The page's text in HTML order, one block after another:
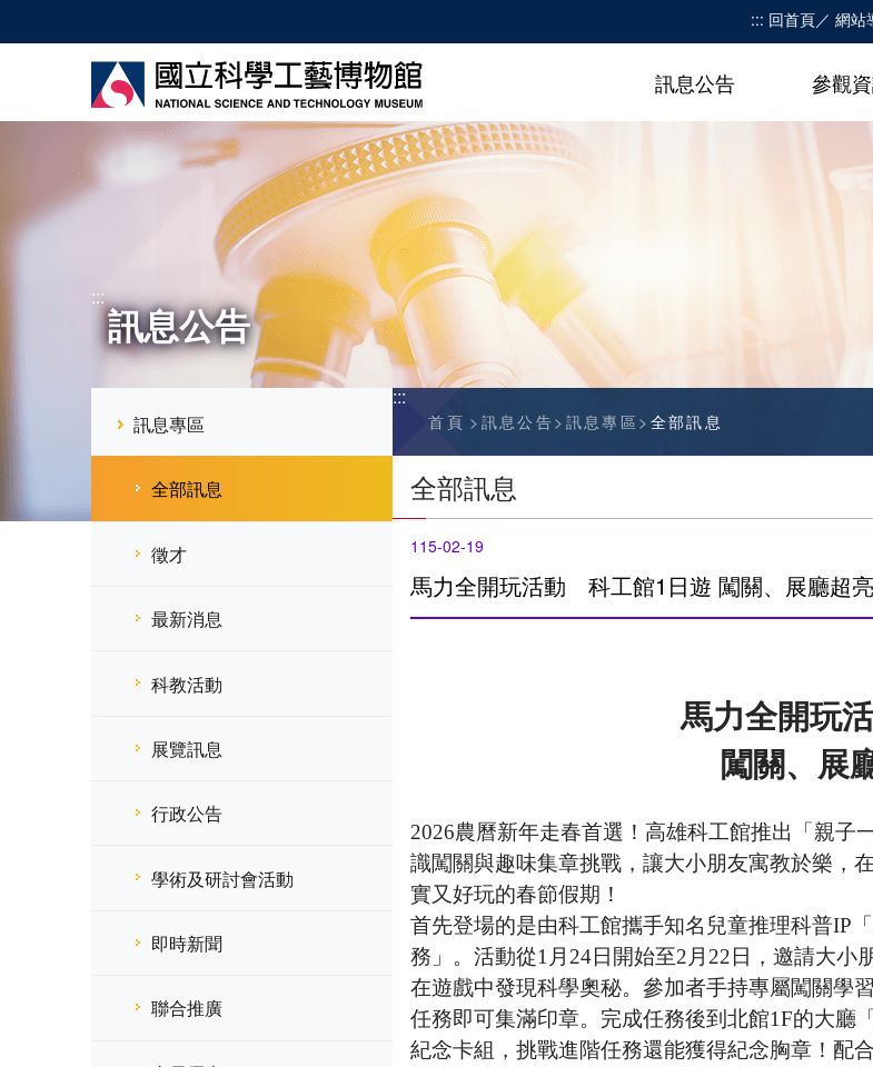
主
::: 回首頁 網站
訊息公告 參觀
:::
訊息公告
訊息專區
全部訊息
徵才
最新消息
科教活動
展覽訊息
行政公告
學術及研討會活動
即時新聞
聯合推廣
:::
首頁 訊息公告 訊息專區 全部訊息
全部訊息
115-02-19
馬力全開玩活動 科工館1日遊 闖關、展廳超
馬力全開玩
闖關、展
2026農曆新年走春首選！高雄科工館推出「親子
識闖關與趣味集章挑戰，讓大小朋友寓教於樂，
實又好玩的春節假期！
首先登場的是由科工館攜手知名兒童推理科普IP
務」。活動從1月24日開始至2月22日，邀請大小
在遊戲中發現科學奧秘。參加者手持專屬闖關學
任務即可集滿印章。完成任務後到北館1F的大廳
紀念卡組，挑戰進階任務還能獲得紀念胸章！配